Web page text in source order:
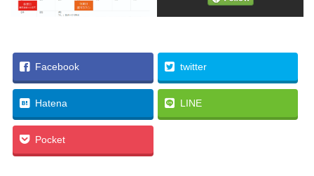
Facebook twitter
Hatena LINE
Pocket